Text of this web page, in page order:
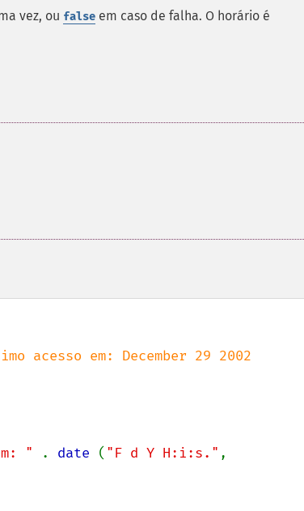
vez, ou false em caso de falha. O horário é
em: December 29 2002
" . date ( "F d Y H:i:s."